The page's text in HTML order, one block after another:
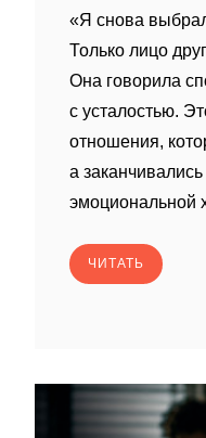
«Я снова
Только лицо
Она говорила
с усталостью.
отношения,
а
эмоциональной
ЧИТАТЬ